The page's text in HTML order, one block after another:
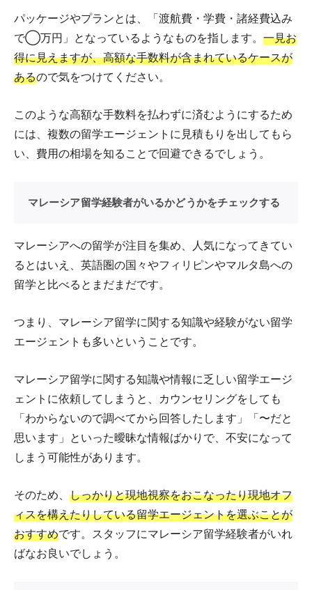
パッケージやプランとは、「渡航費・学費・諸経費込み
で◯万円」となっているようなものを指します。 一見お
得に見えますが、高額な手数料が含まれているケースが
あるので気をつけてください。
このような高額な手数料を払わずに済むようにするため
には、複数の留学エージェントに見積もりを出してもら
い、費用の相場を知ることで回避できるでしょう。
マレーシア留学経験者がいるかどうかをチェックする
マレーシアへの留学が注目を集め、人気になってきてい
るとはいえ、英語圏の国々やフィリピンやマルタ島への
留学と比べるとまだまだです。
つまり、マレーシア留学に関する知識や経験がない留学
エージェントも多いということです。
マレーシア留学に関する知識や情報に乏しい留学エージ
ェントに依頼してしまうと、カウンセリングをしても
「わからないので調べてから回答したします」「〜だと
思います」といった曖昧な情報ばかりで、不安になって
しまう可能性があります。
そのため、 しっかりと現地視察をおこなったり現地オフ
ィスを構えたりしている留学エージェントを選ぶことが
おすすめです。スタッフにマレーシア留学経験者がいれ
ばなお良いでしょう。